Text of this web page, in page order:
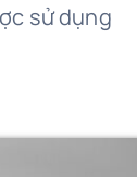
sử dụng